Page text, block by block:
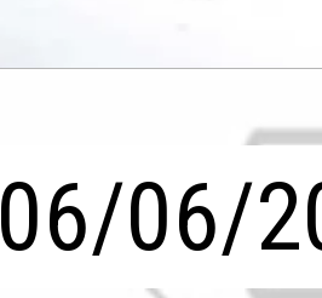
06/06/
06/06/